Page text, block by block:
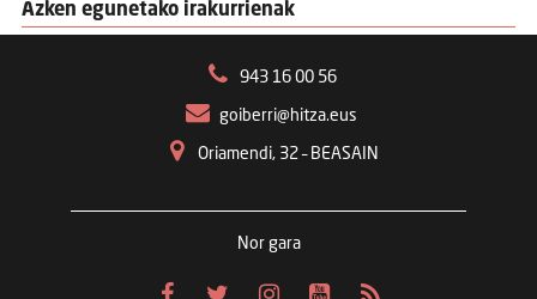
Azken egunetako irakurrienak
943 16 00 56
goiberri@hitza.eus
Oriamendi, 32 – BEASAIN
Nor gara